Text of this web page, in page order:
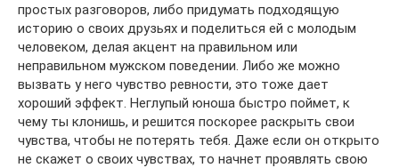
простых разговоров, либо придумать подходящую
историю о своих друзьях и поделиться ей с молодым
человеком, делая акцент на правильном или
неправильном мужском поведении. Либо же можно
вызвать у него чувство ревности, это тоже дает
хороший эффект. Неглупый юноша быстро поймет, к
чему ты клонишь, и решится поскорее раскрыть свои
чувства, чтобы не потерять тебя. Даже если он открыто
не скажет о своих чувствах, то начнет проявлять свою